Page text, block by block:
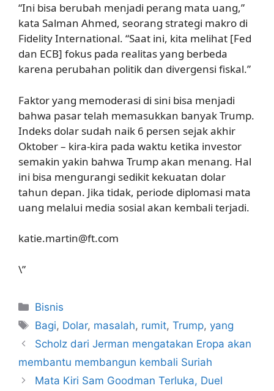
“Ini bisa berubah menjadi perang mata uang,”
kata Salman Ahmed, seorang strategi makro di
Fidelity International. “Saat ini, kita melihat [Fed
dan ECB] fokus pada realitas yang berbeda
karena perubahan politik dan divergensi fiskal.”
Faktor yang memoderasi di sini bisa menjadi
bahwa pasar telah memasukkan banyak Trump.
Indeks dolar sudah naik 6 persen sejak akhir
Oktober – kira-kira pada waktu ketika investor
semakin yakin bahwa Trump akan menang. Hal
ini bisa mengurangi sedikit kekuatan dolar
tahun depan. Jika tidak, periode diplomasi mata
uang melalui media sosial akan kembali terjadi.
katie.martin@ft.com
\”
Kategori
Bisnis
Tag
Bagi, Dolar, masalah, rumit,Trump,yang
Scholz dari Jerman mengatakan Eropa akan
membantu membangun kembali Suriah
Mata Kiri Sam Goodman Terluka, Duel